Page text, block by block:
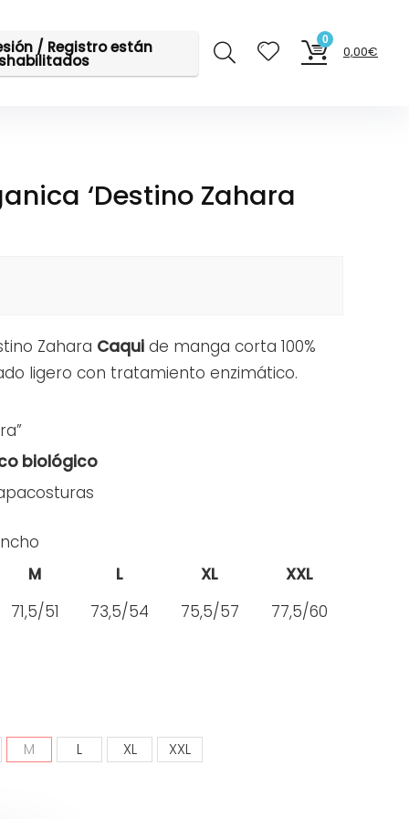
/ Registro están 0
0,00€
‘Destino Zahara
Zahara Caqui de manga corta 100%
ligero con tratamiento enzimático.
biológico
M
L XL
XXL
71,5/51
73,5/54 75,5/57 77,5/60
M L XL XXL